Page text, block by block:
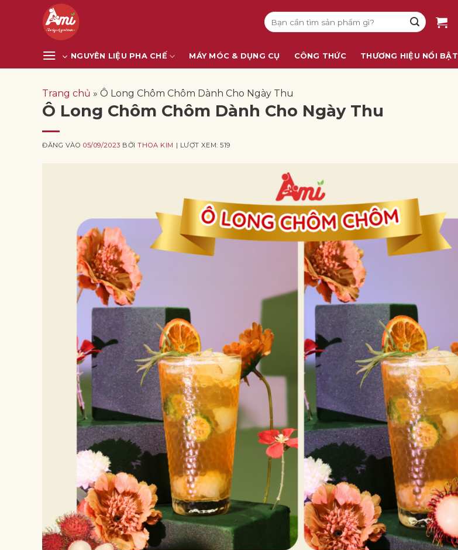
Tìm
kiếm:
NGUYÊN LIỆU PHA CHẾ MÁY MÓC & DỤNG CỤ CÔNG THỨC THƯƠNG HIỆU NỔI BẬT
Trang chủ » Ô Long Chôm Chôm Dành Cho Ngày Thu
Ô Long Chôm Chôm Dành Cho Ngày Thu
ĐĂNG VÀO05/09/2023 BỞITHOA KIM | LƯỢT XEM: 519